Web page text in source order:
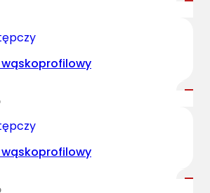
wąskoprofilowy
wąskoprofilowy